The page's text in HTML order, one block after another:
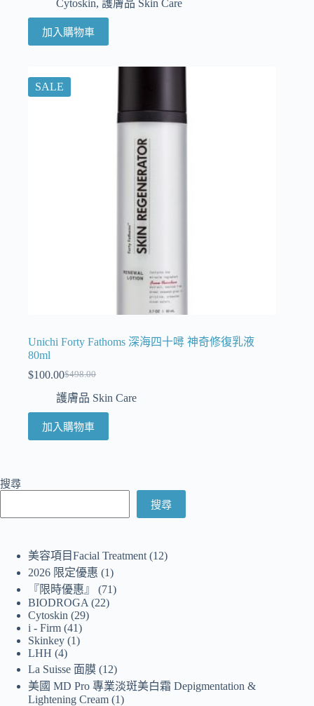
Cytoskin, 護膚品 Skin Care
加入購物車
SALE
Unichi Forty Fathoms 深海四十噚 神奇修復乳液
80ml
$498.00
$100.00
護膚品 Skin Care
加入購物車
搜尋
搜尋
美容項目Facial Treatment 12
2026 限定優惠
1
『限時優惠』
71
BIODROGA
22
Cytoskin
29
i - Firm 41
Skinkey 1
LHH 4
La Suisse 面膜 12
美國 MD Pro 專業淡斑美白霜 Depigmentation &
Lightening Cream 1